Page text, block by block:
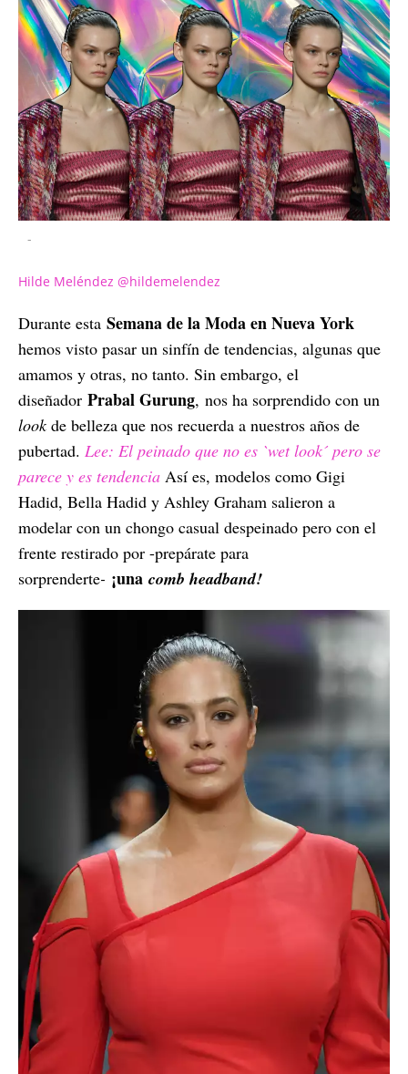
-
Hilde Meléndez @hildemelendez
Durante esta Semana de la Moda en Nueva York
hemos visto pasar un sinfín de tendencias, algunas que
amamos y otras, no tanto. Sin embargo, el
diseñador Prabal Gurung, nos ha sorprendido con un
lookde belleza que nos recuerda a nuestros años de
pubertad. Lee: El peinado que no es `wet look´ pero se
parece y es tendencia Así es, modelos como Gigi
Hadid, Bella Hadid y Ashley Graham salieron a
modelar con un chongo casual despeinado pero con el
frente restirado por -prepárate para
sorprenderte- ¡una comb headband!